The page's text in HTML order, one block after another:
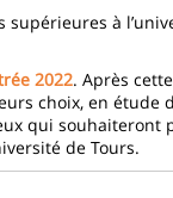
supérieures à
2022. Après
choix, en étude
qui souhaiteront
de Tours.